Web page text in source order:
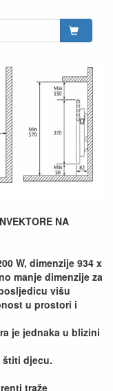
NA
W, dimenzije 934 x
manje dimenzije za
višu
u prostori i
je jednaka u blizini
štiti djecu.
traže